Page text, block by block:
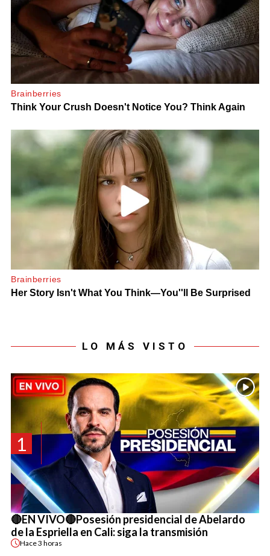
LO MÁS VISTO
1
🔴EN VIVO🔴Posesión presidencial de Abelardo
de la Espriella en Cali: siga la transmisión
Hace3 horas